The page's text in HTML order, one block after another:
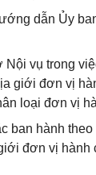
dẫn Ủy
vụ trong
giới đơn vị
loại đơn vị
ban hành
đơn vị hành